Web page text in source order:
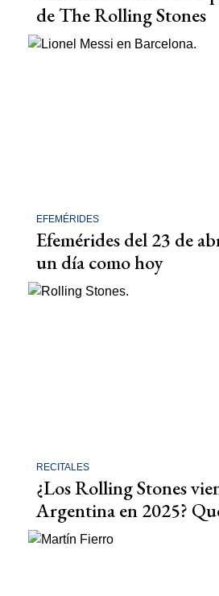
de The Rolling Stones
EFEMÉRIDES
Efemérides del 23 de
un día como hoy
RECITALES
¿Los Rolling Stones
Argentina en 2025?